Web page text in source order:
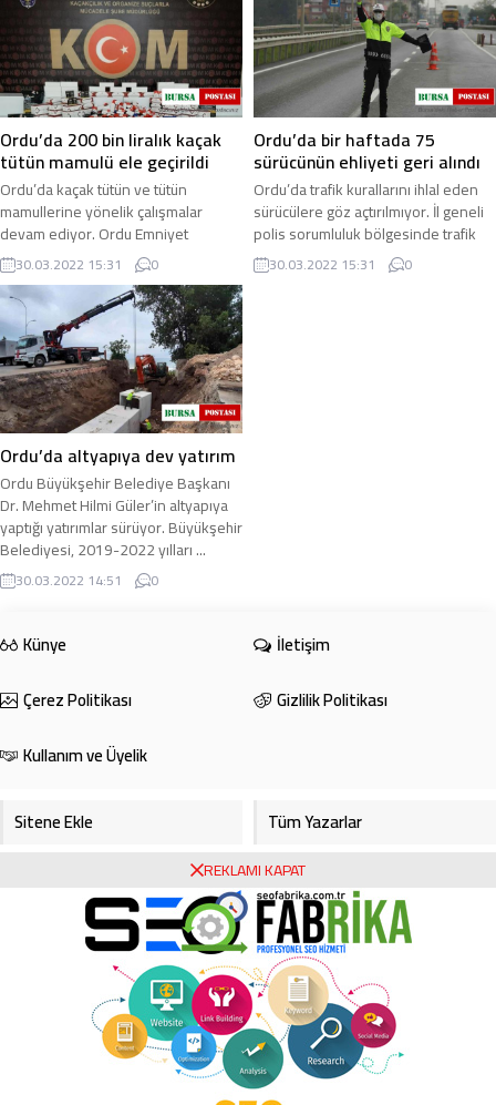
Ordu’da 200 bin liralık kaçak
tütün mamulü ele geçirildi
Ordu’da kaçak tütün ve tütün
mamullerine yönelik çalışmalar
devam ediyor. Ordu Emniyet
Müdürlüğü tarafından yapılan risk
analizi çalışmaları ...
30.03.2022 15:31 0
Ordu’da bir haftada 75
sürücünün ehliyeti geri alındı
Ordu’da trafik kurallarını ihlal eden
sürücülere göz açtırılmıyor. İl geneli
polis sorumluluk bölgesinde trafik
kazalarını azaltmaya yönelik ...
30.03.2022 15:31 0
Ordu’da altyapıya dev yatırım
Ordu Büyükşehir Belediye Başkanı
Dr. Mehmet Hilmi Güler’in altyapıya
yaptığı yatırımlar sürüyor. Büyükşehir
Belediyesi, 2019-2022 yılları ...
30.03.2022 14:51 0
Künye
İletişim
Çerez Politikası
Gizlilik Politikası
Kullanım ve Üyelik
Sitene Ekle
Tüm Yazarlar
Foto Galeri
Video Galeri
Bursa Haberleri
Bursa Hava Durumu
Bursaspor
Ekonomi
REKLAMI KAPAT